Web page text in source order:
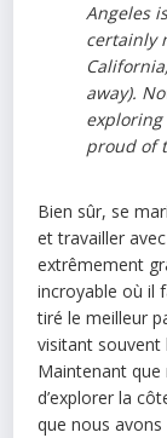
Angeles
certainly
away).
exploring
proud of
Bien sûr, se
et travailler
extrêmement
incroyable où il
tiré le meilleur
visitant souvent
Maintenant
d’explorer la
que nous